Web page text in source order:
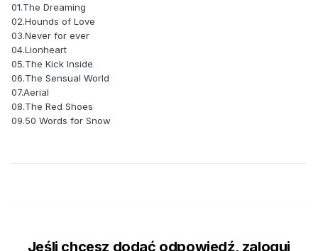
01.The Dreaming
02.Hounds of Love
03.Never for ever
04.Lionheart
05.The Kick Inside
06.The Sensual World
07.Aerial
08.The Red Shoes
09.50 Words for Snow
Jeśli chcesz dodać odpowiedź, zaloguj